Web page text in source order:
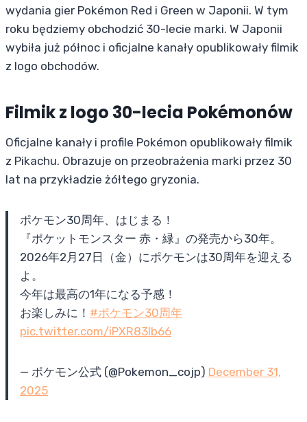
wydania gier Pokémon Red i Green w Japonii. W tym
roku będziemy obchodzić 30-lecie marki. W Japonii
wybiła już północ i oficjalne kanały opublikowały filmik
z logo obchodów.
Filmik z logo 30-lecia Pokémonów
Oficjalne kanały i profile Pokémon opublikowały filmik
z Pikachu. Obrazuje on przeobrażenia marki przez 30
lat na przykładzie żółtego gryzonia.
ポケモン30周年、はじまる！
『ポケットモンスター 赤・緑』の発売から30年。
2026年2月27日（金）にポケモンは30周年を迎える
よ。
今年は最高の1年になる予感！
お楽しみに！ #ポケモン30周年
pic.twitter.com/iPXR83Ib66
— ポケモン公式 (@Pokemon_cojp) December 31,
2025